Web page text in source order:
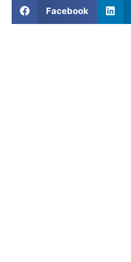
Facebook